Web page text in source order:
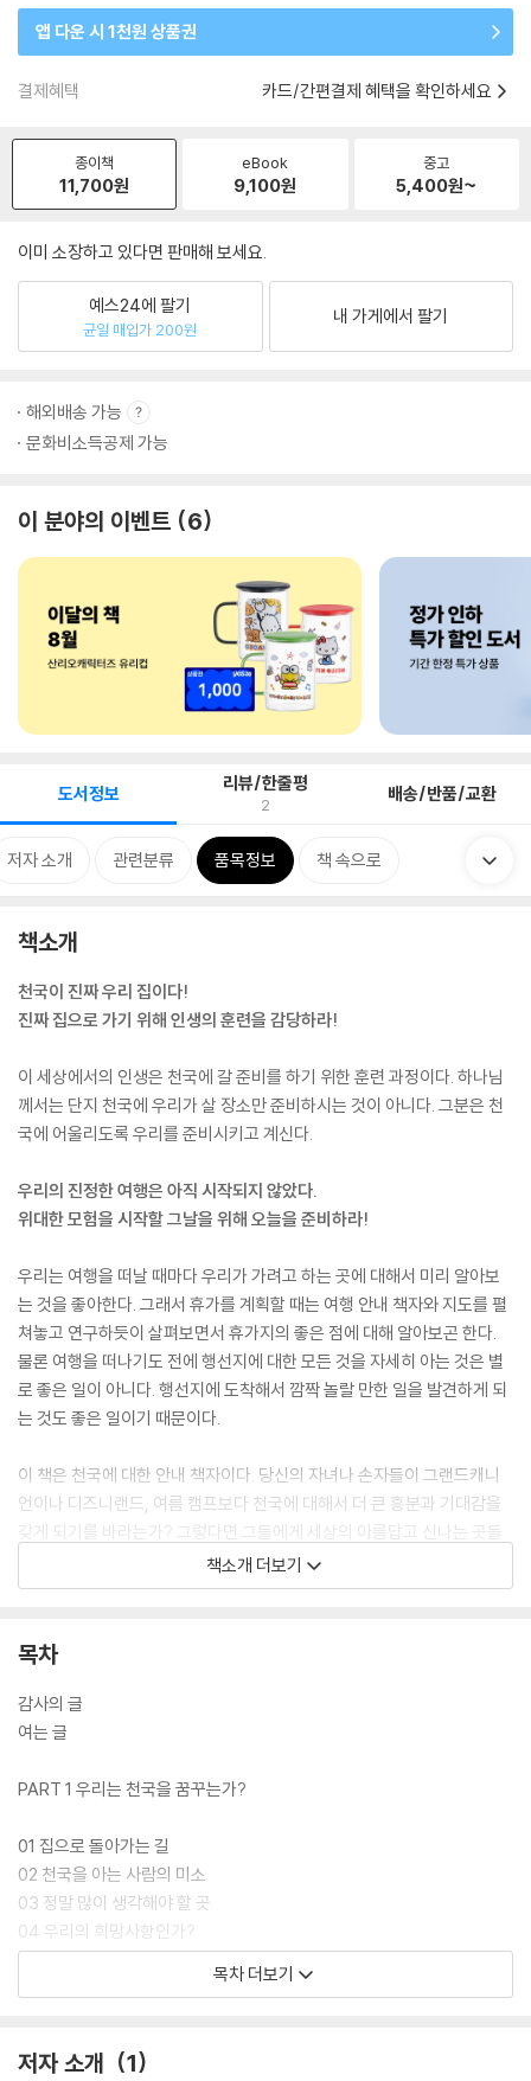
앱 다운 시 1천원 상품권
결제혜택 카드/간편결제 혜택을 확인하세요
종이책
11,700원
eBook
9,100원
중고
5,400원~
이미 소장하고 있다면 판매해 보세요.
예스24에 팔기
균일 매입가 200원
내 가게에서 팔기
해외배송 가능
문화비소득공제 가능
이 분야의 이벤트 6
도서정보 리뷰/한줄평
2 배송/반품/교환
저자 소개 관련분류 품목정보 책 속으로
책소개
천국이 진짜 우리 집이다!
진짜 집으로 가기 위해 인생의 훈련을 감당하라!
이 세상에서의 인생은 천국에 갈 준비를 하기 위한 훈련 과정이다. 하나님
께서는 단지 천국에 우리가 살 장소만 준비하시는 것이 아니다. 그분은 천
국에 어울리도록 우리를 준비시키고 계신다.
우리의 진정한 여행은 아직 시작되지 않았다.
위대한 모험을 시작할 그날을 위해 오늘을 준비하라!
우리는 여행을 떠날 때마다 우리가 가려고 하는 곳에 대해서 미리 알아보
는 것을 좋아한다. 그래서 휴가를 계획할 때는 여행 안내 책자와 지도를 펼
쳐놓고 연구하듯이 살펴보면서 휴가지의 좋은 점에 대해 알아보곤 한다.
물론 여행을 떠나기도 전에 행선지에 대한 모든 것을 자세히 아는 것은 별
로 좋은 일이 아니다. 행선지에 도착해서 깜짝 놀랄 만한 일을 발견하게 되
는 것도 좋은 일이기 때문이다.
이 책은 천국에 대한 안내 책자이다. 당신의 자녀나 손자들이 그랜드캐니
언이나 디즈니랜드, 여름 캠프보다 천국에 대해서 더 큰 흥분과 기대감을
갖게 되기를 바라는가? 그렇다면 그들에게 세상의 아름답고 신나는 곳들
에 대해서만 말해줄 것이 아니라, 성경을 펼치고 천국의 아름다운 점들에
대해서도 이야기해주어야 한다.
책소개 더보기
목차
감사의 글
여는 글
PART 1 우리는 천국을 꿈꾸는가?
01 집으로 돌아가는 길
02 천국을 아는 사람의 미소
03 정말 많이 생각해야 할 곳
04 우리의 희망사항인가?
05 당신도 놀라겠는가?
PART 2 우리가 몰랐던 천국
목차 더보기
저자 소개 1